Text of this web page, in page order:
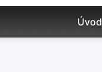
Úvod